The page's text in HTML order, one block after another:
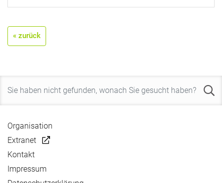
« zurück
Organisation
Extranet
Kontakt
Impressum